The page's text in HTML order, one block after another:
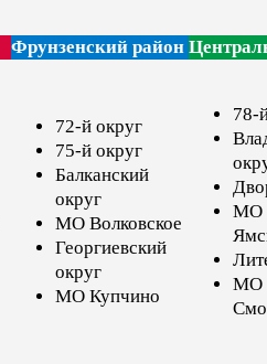
Фрунзенский район
72-й округ
75-й округ
Балканский
округ
МО Волковское
Георгиевский
округ
МО Купчино
78-
МО
МО